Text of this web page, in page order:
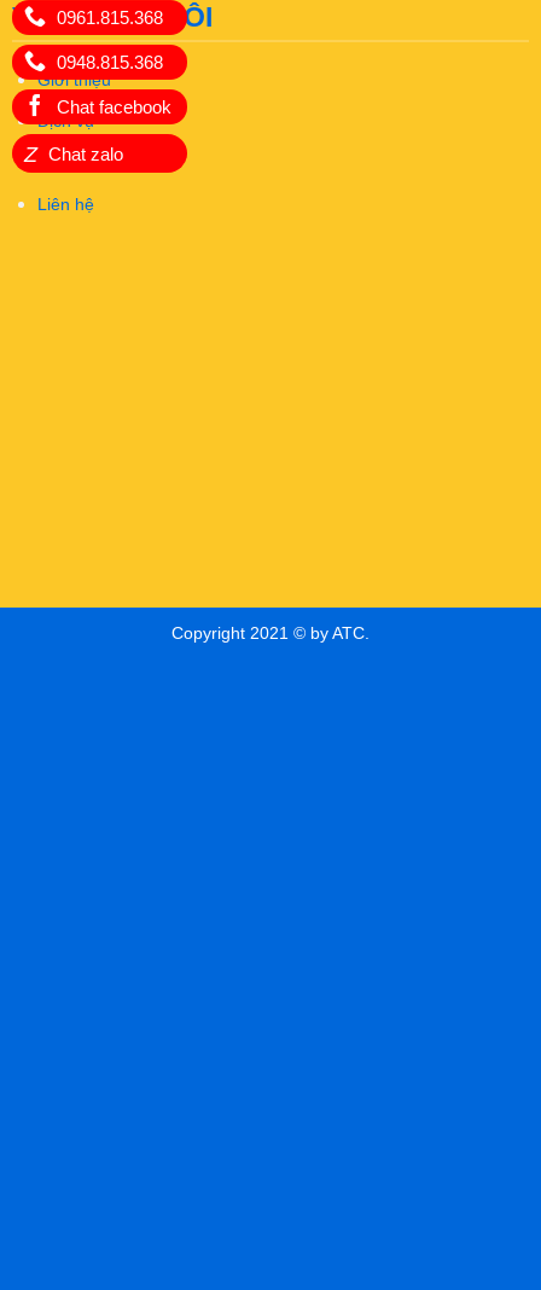
0961.815.368
0948.815.368
Chat facebook
Z Chat zalo
VỀ CHÚNG TÔI
Giới thiệu
Dịch vụ
Khóa học
Liên hệ
Copyright 2021 © by ATC.